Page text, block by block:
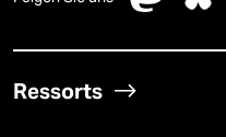
Ressorts